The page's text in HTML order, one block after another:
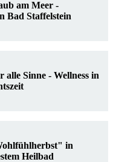
am Meer -
Bad Staffelstein
alle Sinne - Wellness in
in
Heilbad